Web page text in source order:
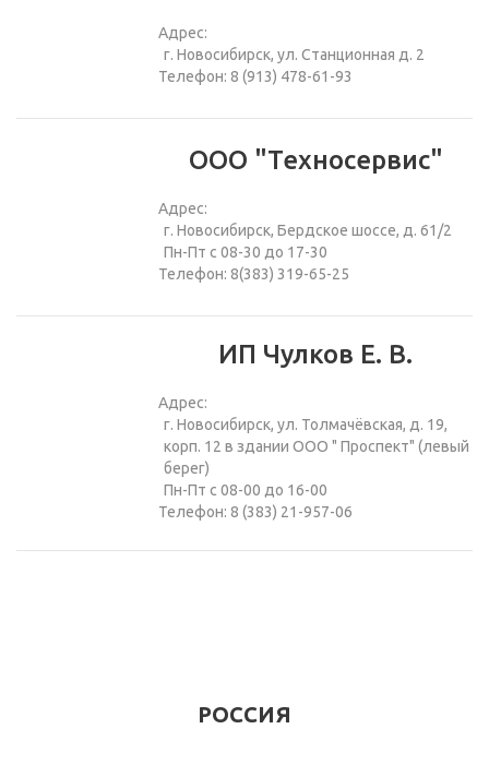
Адрес:
г. Новосибирск, ул. Станционная д. 2
Телефон: 8 (913) 478-61-93
ООО "Техносервис"
Адрес:
г. Новосибирск, Бердское шоссе, д. 61/2
Пн-Пт с 08-30 до 17-30
Телефон: 8(383) 319-65-25
ИП Чулков Е. В.
Адрес:
г. Новосибирск, ул. Толмачёвская, д. 19,
корп. 12 в здании ООО " Проспект" (левый
берег)
Пн-Пт с 08-00 до 16-00
Телефон: 8 (383) 21-957-06
РОССИЯ